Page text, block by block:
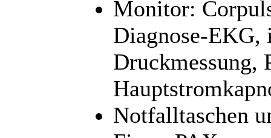
Monitor:
Diagnose-EKG,
Druckmessung,
Notfalltaschen